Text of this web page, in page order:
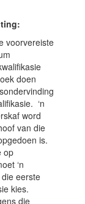
voorvereiste
doen
‘n
word
van die
is.
op
‘n
eerste
kies.
die